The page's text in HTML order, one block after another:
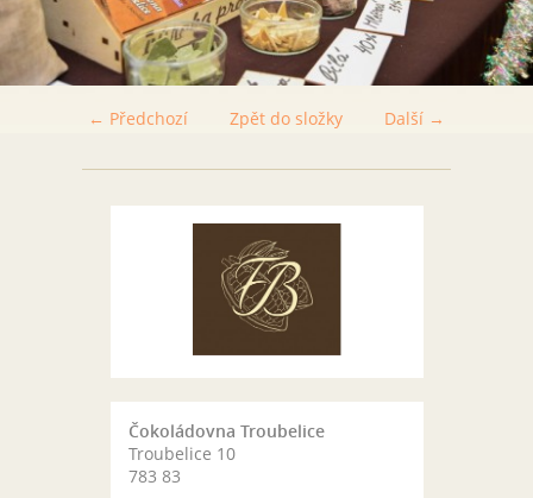
← Předchozí Další →
Zpět do složky
Čokoládovna Troubelice
Troubelice 10
783 83